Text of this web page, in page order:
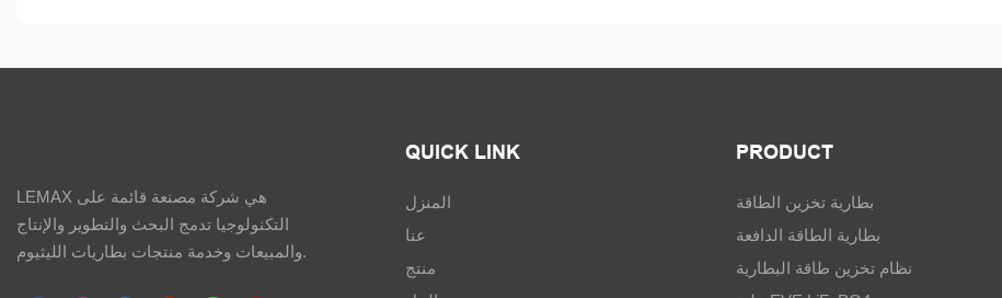
LEMAX هي شركة مصنعة قائمة على
التكنولوجيا تدمج البحث والتطوير والإنتاج
والمبيعات وخدمة منتجات بطاريات الليثيوم.
QUICK LINK
المنزل
عنا
منتج
PRODUCT
بطارية تخزين الطاقة
بطارية الطاقة الدافعة
نظام تخزين طاقة البطارية